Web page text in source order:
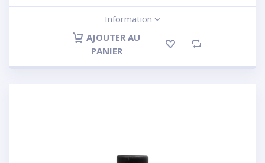
Information
AJOUTER AU
PANIER